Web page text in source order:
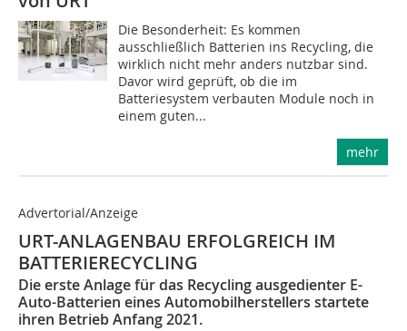
Die Besonderheit: Es kommen
ausschließlich Batterien ins Recycling, die
wirklich nicht mehr anders nutzbar sind.
Davor wird geprüft, ob die im
Batteriesystem verbauten Module noch in
einem guten...
mehr
Advertorial/Anzeige
URT-ANLAGENBAU ERFOLGREICH IM
BATTERIERECYCLING
Die erste Anlage für das Recycling ausgedienter E-
Auto-Batterien eines Automobilherstellers startete
ihren Betrieb Anfang 2021.